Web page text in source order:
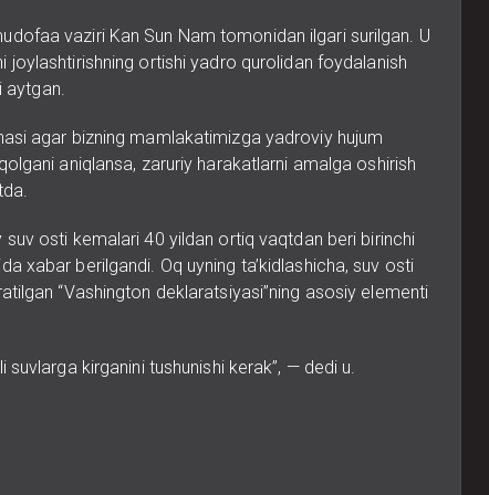
vaziri Kan Sun Nam tomonidan ilgari surilgan. U
joylashtirishning ortishi yadro qurolidan foydalanish
aytgan.
agar bizning mamlakatimizga yadroviy hujum
aniqlansa, zaruriy harakatlarni amalga oshirish
osti kemalari 40 yildan ortiq vaqtdan beri birinchi
xabar berilgandi. Oq uyning ta’kidlashicha, suv osti
“Vashington deklaratsiyasi”ning asosiy elementi
suvlarga kirganini tushunishi kerak”, — dedi u.